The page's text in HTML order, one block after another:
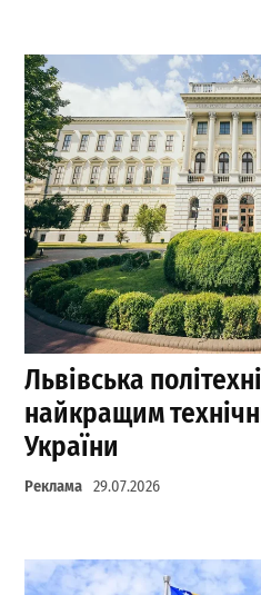
Львівська
найкращим
України
Реклама 29.07.2026